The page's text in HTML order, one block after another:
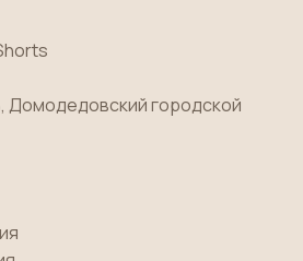
Домодедовский городской